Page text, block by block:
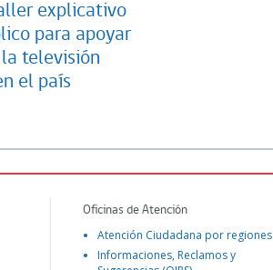
explicativo
para apoyar
televisión
el país
Oficinas de Atención
Atención Ciudadana por regiones
Informaciones, Reclamos y